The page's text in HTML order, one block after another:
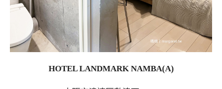
HOTEL LANDMARK NAMBA(A)